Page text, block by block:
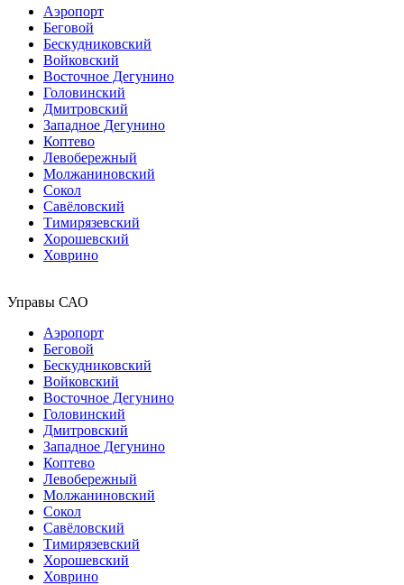
Аэропорт
Беговой
Бескудниковский
Войковский
Восточное Дегунино
Головинский
Дмитровский
Западное Дегунино
Коптево
Левобережный
Молжаниновский
Сокол
Савёловский
Тимирязевский
Хорошевский
Ховрино
Управы САО
Аэропорт
Беговой
Бескудниковский
Войковский
Восточное Дегунино
Головинский
Дмитровский
Западное Дегунино
Коптево
Левобережный
Молжаниновский
Сокол
Савёловский
Тимирязевский
Хорошевский
Ховрино